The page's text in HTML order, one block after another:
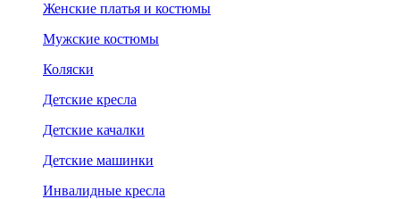
Женские платья и костюмы
Мужские костюмы
Коляски
Детские кресла
Детские качалки
Детские машинки
Инвалидные кресла